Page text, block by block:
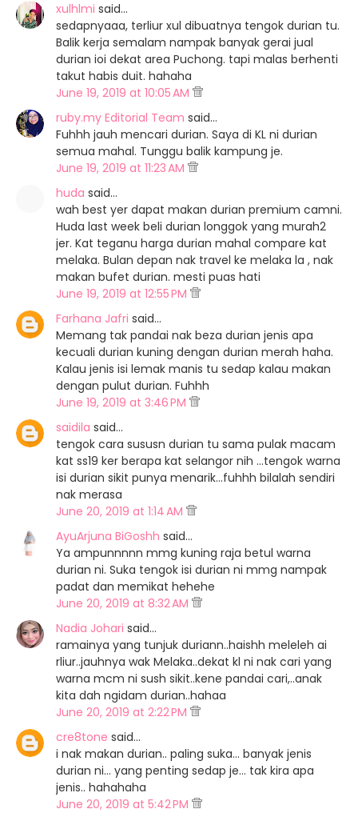
xulhlmi said…
sedapnyaaa, terliur xul dibuatnya tengok durian tu.
Balik kerja semalam nampak banyak gerai jual
durian ioi dekat area Puchong. tapi malas berhenti
takut habis duit. hahaha
June 19, 2019 at 10:05 AM
ruby.my Editorial Team said…
Fuhhh jauh mencari durian. Saya di KL ni durian
semua mahal. Tunggu balik kampung je.
June 19, 2019 at 11:23 AM
huda said…
wah best yer dapat makan durian premium camni.
Huda last week beli durian longgok yang murah2
jer. Kat teganu harga durian mahal compare kat
melaka. Bulan depan nak travel ke melaka la , nak
makan bufet durian. mesti puas hati
June 19, 2019 at 12:55 PM
Farhana Jafri said…
Memang tak pandai nak beza durian jenis apa
kecuali durian kuning dengan durian merah haha.
Kalau jenis isi lemak manis tu sedap kalau makan
dengan pulut durian. Fuhhh
June 19, 2019 at 3:46 PM
saidila said…
tengok cara sususn durian tu sama pulak macam
kat ss19 ker berapa kat selangor nih ...tengok warna
isi durian sikit punya menarik...fuhhh bilalah sendiri
nak merasa
June 20, 2019 at 1:14 AM
AyuArjuna BiGoshh said…
Ya ampunnnnn mmg kuning raja betul warna
durian ni. Suka tengok isi durian ni mmg nampak
padat dan memikat hehehe
June 20, 2019 at 8:32 AM
Nadia Johari said…
ramainya yang tunjuk duriann..haishh meleleh ai
rliur..jauhnya wak Melaka..dekat kl ni nak cari yang
warna mcm ni sush sikit..kene pandai cari,..anak
kita dah ngidam durian..hahaa
June 20, 2019 at 2:22 PM
cre8tone said…
i nak makan durian.. paling suka... banyak jenis
durian ni... yang penting sedap je... tak kira apa
jenis.. hahahaha
June 20, 2019 at 5:42 PM